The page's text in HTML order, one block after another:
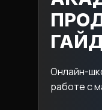
Онлайн-
работе с